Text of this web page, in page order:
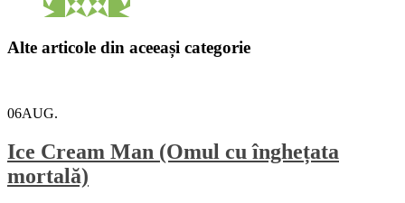
Alte articole din aceeași categorie
06AUG.
Ice Cream Man (Omul cu înghețata
mortală)